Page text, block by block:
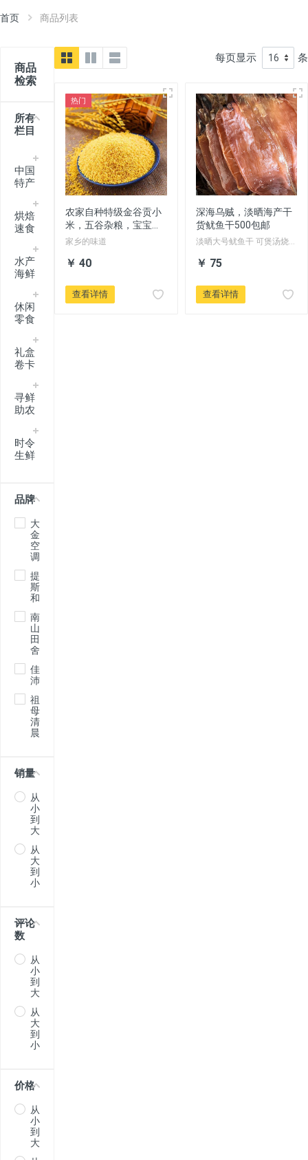
首页 商品列表
商品
检索
所有
栏目
中国
特产
烘焙
速食
水产
海鲜
休闲
零食
礼盒
卷卡
寻鲜
助农
时令
生鲜
品牌
大
金
空
调
提
斯
和
南
山
田
舍
佳
沛
祖
母
清
晨
销量
从
小
到
大
从
大
到
小
评论
数
从
小
到
大
从
大
到
小
价格
从
小
到
大
每页显示 条
热门
农家自种特级金谷贡小
米，五谷杂粮，宝宝月
子粥顺丰包邮
家乡的味道
￥ 40
查看详情
深海乌贼，淡晒海产干
货鱿鱼干500包邮
淡晒大号鱿鱼干 可煲汤烧烤
￥ 75
查看详情